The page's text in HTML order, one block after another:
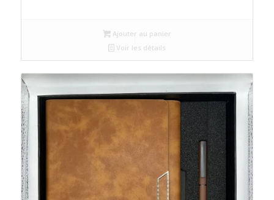
Ajouter au panier
Voir les détails